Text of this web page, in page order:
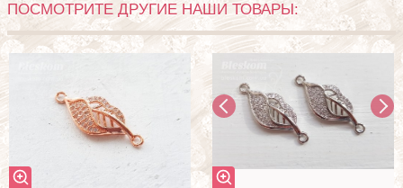
ПОСМОТРИТЕ ДРУГИЕ НАШИ ТОВАРЫ: